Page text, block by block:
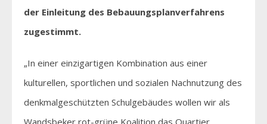
der Einleitung des Bebauungsplanverfahrens
zugestimmt.
„In einer einzigartigen Kombination aus einer
kulturellen, sportlichen und sozialen Nachnutzung des
denkmalgeschützten Schulgebäudes wollen wir als
Wandsbeker rot-grüne Koalition das Quartier